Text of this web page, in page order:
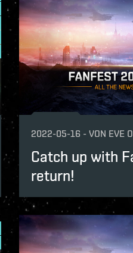
future-updates
new-features
test-servers
eve-evolved
2022-05-16 -VON EVE
Catch up with
return!
new-features
offers